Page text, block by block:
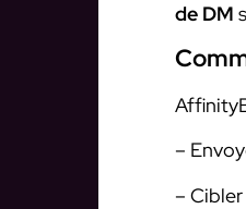
de DM
–
–